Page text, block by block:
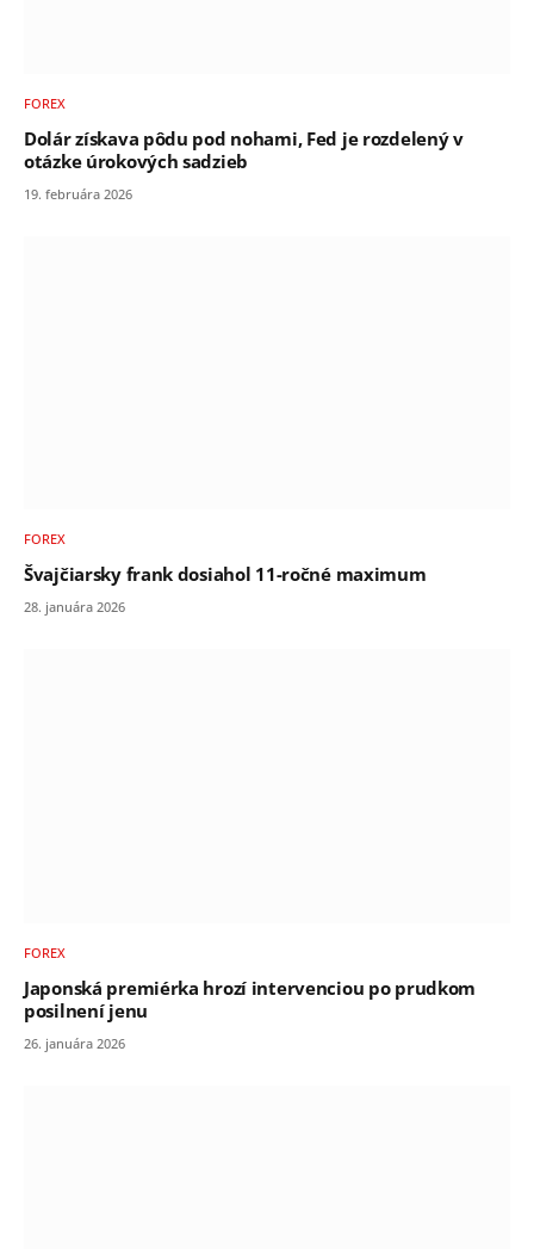
FOREX
Dolár získava pôdu pod nohami, Fed je rozdelený v
otázke úrokových sadzieb
19. februára 2026
FOREX
Švajčiarsky frank dosiahol 11-ročné maximum
28. januára 2026
FOREX
Japonská premiérka hrozí intervenciou po prudkom
posilnení jenu
26. januára 2026